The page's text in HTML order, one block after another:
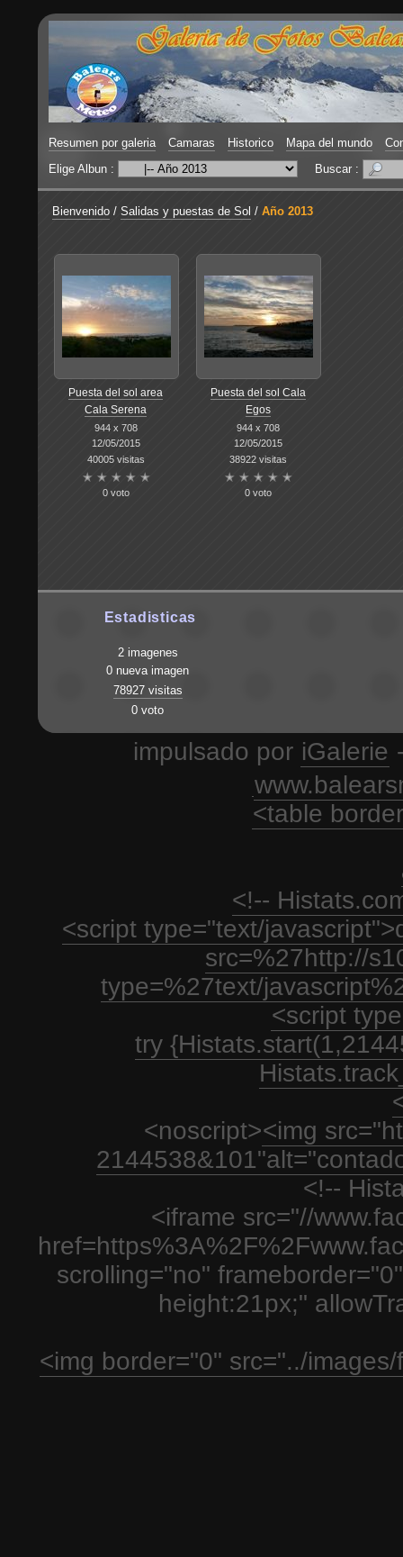
Resumen por galeria Camaras Historico Mapa del mundo
Elige Albun :
Buscar :
Bienvenido / Salidas y puestas de Sol / Año 2013
Puesta del sol area
Cala Serena
944 x 708
12/05/2015
40005 visitas
0 voto
Puesta del sol Cala
Egos
944 x 708
12/05/2015
38922 visitas
0 voto
Estadisticas
2 imagenes
0 nueva imagen
78927 visitas
0 voto
impulsado por iGalerie
<table
<!--
<script type="text/
src=%27http://
type=%27text/
<script
try
<noscript><img
<!--
<iframe src="//
scrolling="no"
height:21px;"
<img border="0" src="../